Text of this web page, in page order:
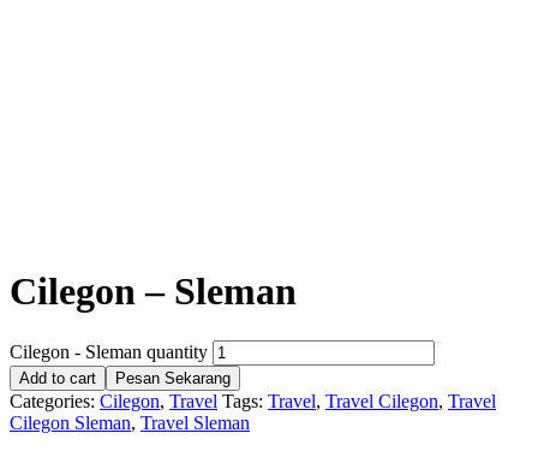
Cilegon – Sleman
Cilegon - Sleman quantity
Add to cart Pesan Sekarang
Categories: Cilegon, Travel Tags: Travel, Travel Cilegon, Travel
Cilegon Sleman, Travel Sleman